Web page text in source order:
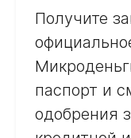
Получите
паспорт и
одобрения